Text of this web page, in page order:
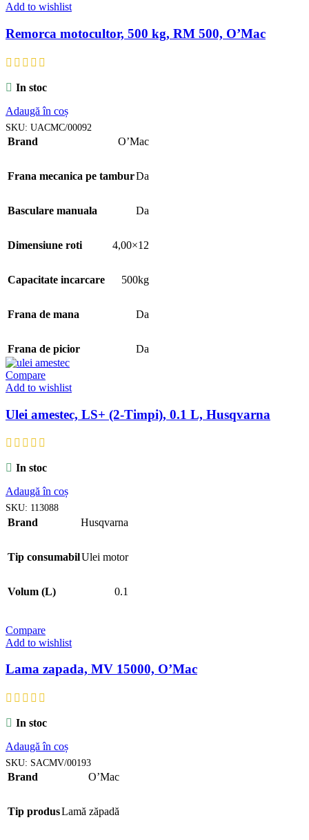
Add to wishlist
Remorca motocultor, 500 kg, RM 500, O’Mac
In stoc
Adaugă în coș
SKU: UACMC/00092
Brand O’Mac
Frana mecanica pe tamburDa
Basculare manuala Da
Dimensiune roti 4,00×12
Capacitate incarcare 500kg
Frana de mana Da
Frana de picior Da
Compare
Add to wishlist
Ulei amestec, LS+ (2-Timpi), 0.1 L, Husqvarna
In stoc
Adaugă în coș
SKU: 113088
Brand Husqvarna
Tip consumabilUlei motor
Volum (L) 0.1
Compare
Add to wishlist
Lama zapada, MV 15000, O’Mac
In stoc
Adaugă în coș
SKU: SACMV/00193
Brand O’Mac
Tip produsLamă zăpadă